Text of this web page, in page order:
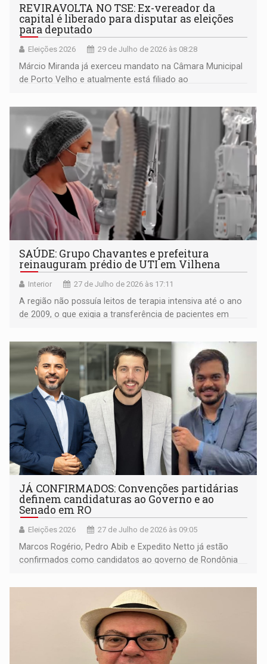
REVIRAVOLTA NO TSE: Ex-vereador da
capital é liberado para disputar as eleições
para deputado
Eleições 2026 29 de Julho de 2026 às 08:28
Márcio Miranda já exerceu mandato na Câmara Municipal
de Porto Velho e atualmente está filiado ao
SAÚDE: Grupo Chavantes e prefeitura
reinauguram prédio de UTI em Vilhena
Interior 27 de Julho de 2026 às 17:11
A região não possuía leitos de terapia intensiva até o ano
de 2009, o que exigia a transferência de pacientes em
JÁ CONFIRMADOS: Convenções partidárias
definem candidaturas ao Governo e ao
Senado em RO
Eleições 2026 27 de Julho de 2026 às 09:05
Marcos Rogério, Pedro Abib e Expedito Netto já estão
confirmados como candidatos ao governo de Rondônia